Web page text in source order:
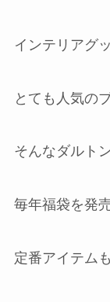
インテリアグ
とても人気の
そんなダルト
毎年福袋を発
定番アイテム